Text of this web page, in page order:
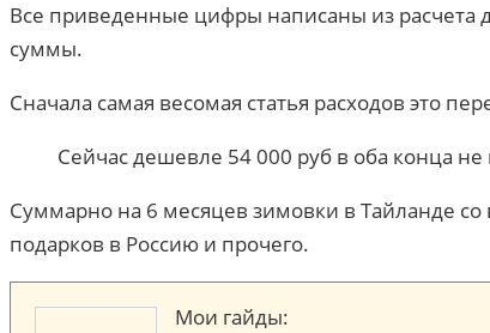
Все приведенные цифры написаны из расчета
суммы.
Сначала самая весомая статья расходов это
Сейчас дешевле 54 000 руб в оба конца
Суммарно на 6 месяцев зимовки в Тайланде
подарков в Россию и прочего.
Мои гайды: